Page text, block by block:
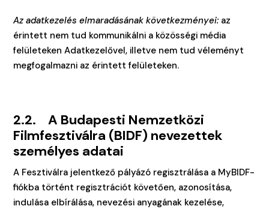
Az adatkezelés elmaradásának következményei: az
érintett nem tud kommunikálni a közösségi média
felületeken Adatkezelővel, illetve nem tud véleményt
megfogalmazni az érintett felületeken.
2.2. A Budapesti Nemzetközi
Filmfesztiválra (BIDF) nevezettek
személyes adatai
A Fesztiválra jelentkező pályázó regisztrálása a MyBIDF-
fiókba történt regisztrációt követően, azonosítása,
indulása elbírálása, nevezési anyagának kezelése,